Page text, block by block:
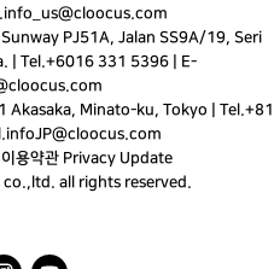
info_us@cloocus.com
PJ51A, Jalan SS9A/19, Seri
| Tel.+6016 331 5396 | E-
Akasaka, Minato-ku, Tokyo | Tel.+81
infoJP@cloocus.com
용약관 Privacy Update
all rights reserved.